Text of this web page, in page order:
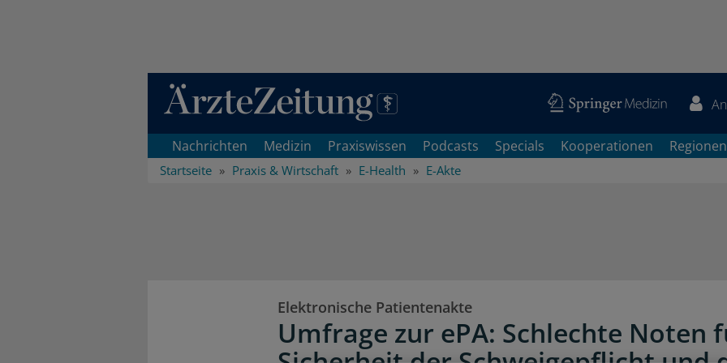
Direkt zum Inhaltsbereich
Nachrichten Medizin Praxiswissen Podcasts Specials Kooperationen Regionen
Startseite Praxis & Wirtschaft E-Health E-Akte
Elektronische Patientenakte
Umfrage zur ePA: Schlechte Noten